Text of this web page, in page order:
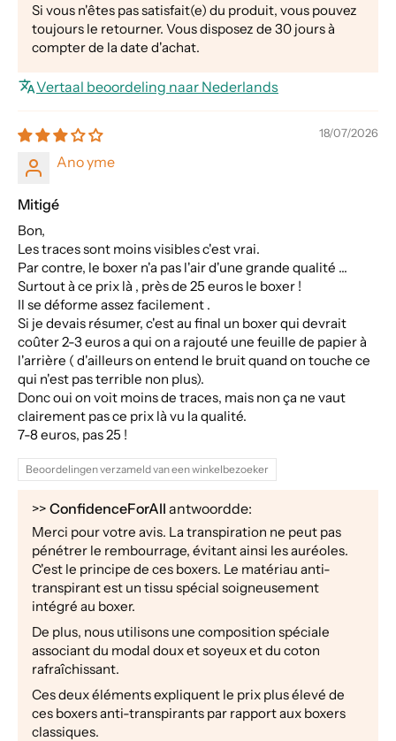
Si vous n'êtes pas satisfait(e) du produit, vous pouvez
toujours le retourner. Vous disposez de 30 jours à
compter de la date d'achat.
Vertaal beoordeling naar Nederlands
18/07/2026
Ano yme
Mitigé
Bon,
Les traces sont moins visibles c'est vrai.
Par contre, le boxer n'a pas l'air d'une grande qualité ...
Surtout à ce prix là , près de 25 euros le boxer !
Il se déforme assez facilement .
Si je devais résumer, c'est au final un boxer qui devrait
coûter 2-3 euros a qui on a rajouté une feuille de papier à
l'arrière ( d'ailleurs on entend le bruit quand on touche ce
qui n'est pas terrible non plus).
Donc oui on voit moins de traces, mais non ça ne vaut
clairement pas ce prix là vu la qualité.
7-8 euros, pas 25 !
Beoordelingen verzameld van een winkelbezoeker
>> ConfidenceForAll antwoordde:
Merci pour votre avis. La transpiration ne peut pas
pénétrer le rembourrage, évitant ainsi les auréoles.
C'est le principe de ces boxers. Le matériau anti-
transpirant est un tissu spécial soigneusement
intégré au boxer.
De plus, nous utilisons une composition spéciale
associant du modal doux et soyeux et du coton
rafraîchissant.
Ces deux éléments expliquent le prix plus élevé de
ces boxers anti-transpirants par rapport aux boxers
classiques.